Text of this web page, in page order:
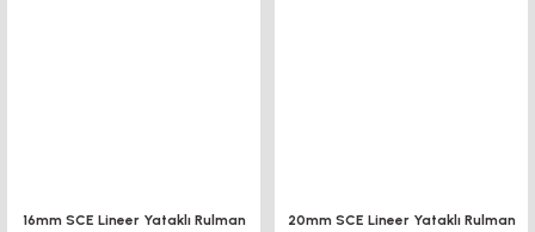
16mm SCE Lineer Yataklı Rulman 20mm SCE Lineer Yataklı Rulman